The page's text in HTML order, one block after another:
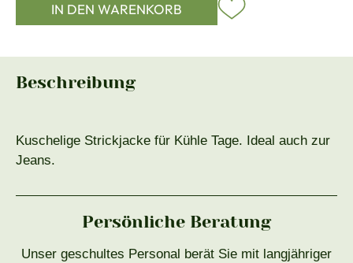
IN DEN WARENKORB
Beschreibung
Kuschelige Strickjacke für Kühle Tage. Ideal auch zur
Jeans.
Persönliche Beratung
Unser geschultes Personal berät Sie mit langjähriger